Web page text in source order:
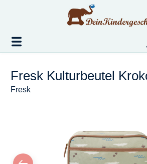
Zum Hauptinhalt springen
Fresk Kulturbeutel
Fresk